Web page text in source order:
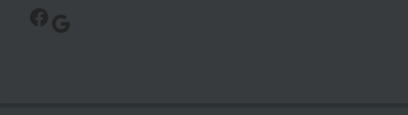
Facebook
Google